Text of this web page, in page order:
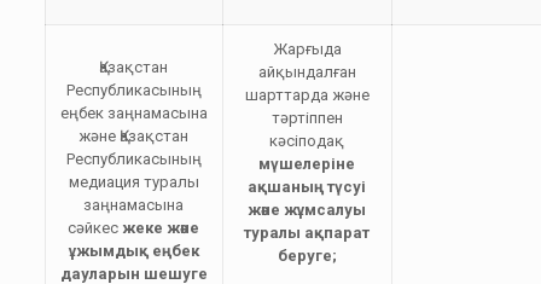
Қазақстан
Республикасының
еңбек заңнамасына
және Қазақстан
Республикасының
медиация туралы
заңнамасына
сәйкес жеке және
ұжымдық еңбек
дауларын шешуге
Жарғыда
айқындалған
шарттарда және
тәртіппен
кәсіподақ
мүшелеріне
ақшаның түсуі
және жұмсалуы
туралы ақпарат
беруге;